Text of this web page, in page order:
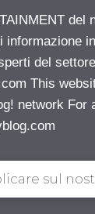
del
del
This
network For
sul